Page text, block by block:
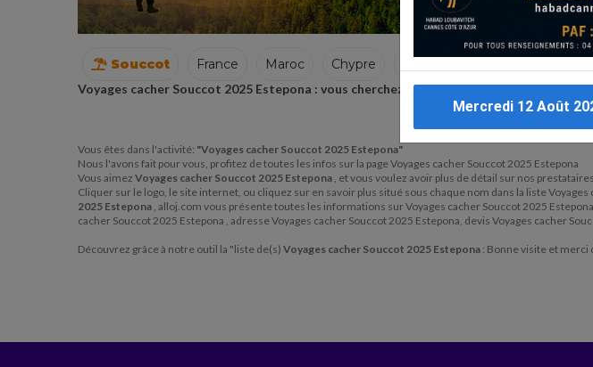
Souccot France Maroc Chypre
Voyages cacher Souccot 2025 Estepona : vous cherchez plus d'informations ?
Vous êtes dans l'activité: "Voyages cacher Souccot 2025 Estepona"
Nous l'avons fait pour vous, profitez de toutes les infos sur la page Voyages cacher Souccot 2025 Estepona
Vous aimez Voyages cacher Souccot 2025 Estepona , et vous voulez avoir plus de détail sur nos
Cliquer sur le logo, le site internet, ou cliquez sur en savoir plus situé sous chaque nom dans la liste
2025 Estepona , alloj.com vous présente toutes les informations sur Voyages cacher Souccot 2025
cacher Souccot 2025 Estepona , adresse Voyages cacher Souccot 2025 Estepona, devis Voyages cacher
Découvrez grâce à notre outil la "liste de(s) Voyages cacher Souccot 2025 Estepona : Bonne visite et